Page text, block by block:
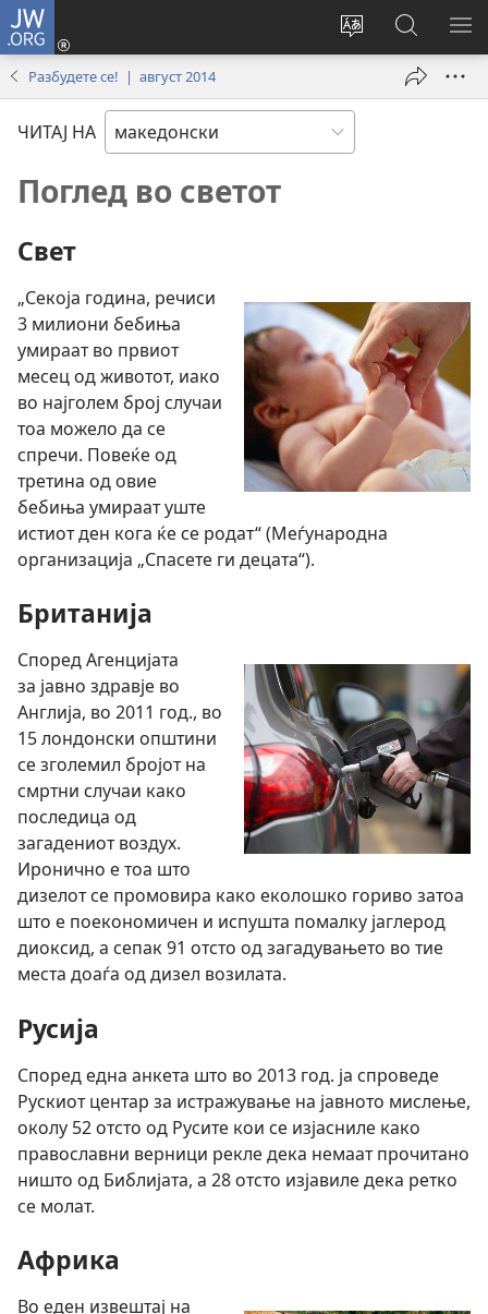
JW.ORG
Смени
јазикот
на
страницата
Најави
се
window)
на
JW.ORG/
Разбудете се! | август 2014
ЧИТАЈ НА
Поглед во светот
Свет
„Секоја година, речиси
3 милиони бебиња
умираат во првиот
месец од животот, иако
во најголем број случаи
тоа можело да се
спречи. Повеќе од
третина од овие
бебиња умираат уште
истиот ден кога ќе се родат“ (Меѓународна
организација „Спасете ги децата“).
Британија
Според Агенцијата
за јавно здравје во
Англија, во 2011 год., во
15 лондонски општини
се зголемил бројот на
смртни случаи како
последица од
загадениот воздух.
Иронично е тоа што
дизелот се промовира како еколошко гориво затоа
што е поекономичен и испушта помалку јаглерод
диоксид, а сепак 91 отсто од загадувањето во тие
места доаѓа од дизел возилата.
Русија
Според една анкета што во 2013 год. ја спроведе
Рускиот центар за истражување на јавното мислење,
околу 52 отсто од Русите кои се изјасниле како
православни верници рекле дека немаат прочитано
ништо од Библијата, а 28 отсто изјавиле дека ретко
се молат.
Африка
Во еден извештај на